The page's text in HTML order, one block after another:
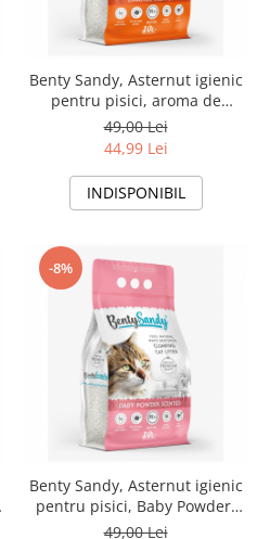
Benty Sandy, Asternut igienic
pentru pisici, aroma de
portocala, 10l
49,00 Lei
44,99 Lei
INDISPONIBIL
-8%
Benty Sandy, Asternut igienic
pentru pisici, Baby Powder,
10l
49,00 Lei